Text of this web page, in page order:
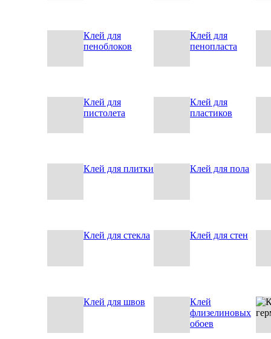
Клей для
пеноблоков
Клей для
пенопласта
Клей для
пистолета
Клей для
пластиков
Клей для плитки Клей для пола
Клей для стекла Клей для стен
Клей для швов
Клей
флизелиновых
обоев